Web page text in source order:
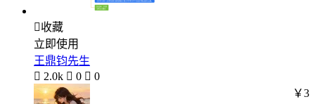
收藏
立即使用
王鼎钧先生
 2.0k  0  0
￥3